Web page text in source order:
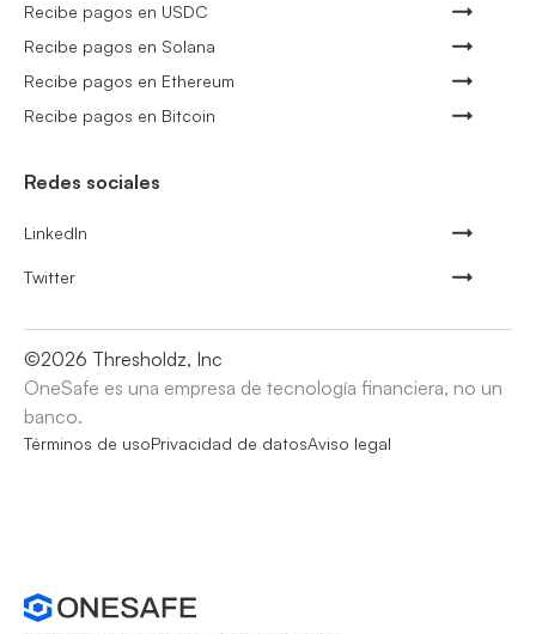
Recibe pagos en USDC
Recibe pagos en Solana
Recibe pagos en Ethereum
Recibe pagos en Bitcoin
Redes sociales
LinkedIn
Twitter
©2026 Thresholdz, Inc
OneSafe es una empresa de tecnología financiera, no un
banco.
Términos de usoPrivacidad de datosAviso legal